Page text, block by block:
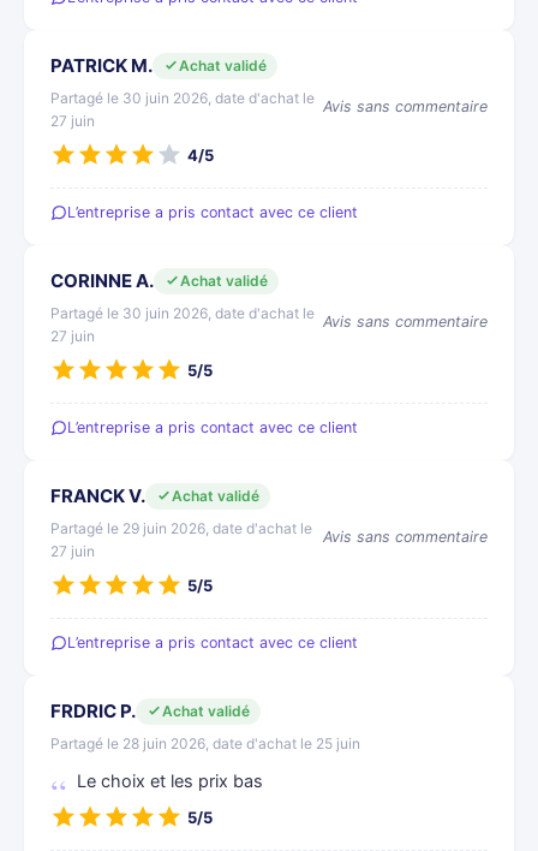
PATRICK M.
Achat validé
Partagé le 30 juin 2026, date d'achat le
27 juin
Avis sans commentaire
4/5
L’entreprise a pris contact avec ce client
CORINNE A.
Achat validé
Partagé le 30 juin 2026, date d'achat le
27 juin
Avis sans commentaire
5/5
L’entreprise a pris contact avec ce client
FRANCK V.
Achat validé
Partagé le 29 juin 2026, date d'achat le
27 juin
Avis sans commentaire
5/5
L’entreprise a pris contact avec ce client
FRDRIC P.
Achat validé
Partagé le 28 juin 2026, date d'achat le 25 juin
Le choix et les prix bas
5/5